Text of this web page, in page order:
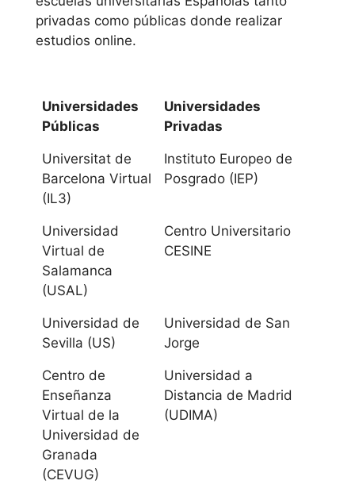
Cádiz
Universidad de
Universidad de
Universidad de
Universidad
Internacional de
Universidad de
Jaén
Universidad de
Málaga
privadas como públicas donde realizar
estudios online.
Universidades
Públicas
Universidades
Privadas
Universitat de
Barcelona Virtual
(IL3)
Instituto Europeo de
Posgrado (IEP)
Universidad
Virtual de
Salamanca
(USAL)
Centro Universitario
CESINE
Universidad de
Sevilla (US)
Universidad de San
Jorge
Centro de
Enseñanza
Virtual de la
Universidad de
Granada
(CEVUG)
Universidad a
Distancia de Madrid
(UDIMA)